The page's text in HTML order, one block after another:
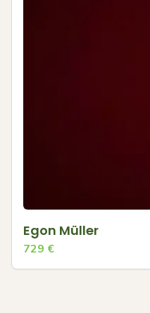
Egon Müller
729 €